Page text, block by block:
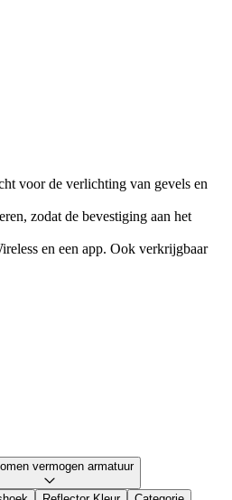
voor de verlichting van gevels en
zodat de bevestiging aan het
en een app. Ook verkrijgbaar
vermogen armatuur